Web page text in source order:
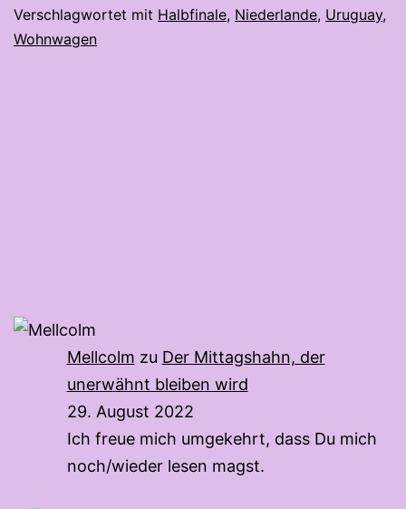
denn?
Verschlagwortet mit Halbfinale, Niederlande, Uruguay,
Wohnwagen
Mellcolm zu Der Mittagshahn, der
unerwähnt bleiben wird
29. August 2022
Ich freue mich umgekehrt, dass Du mich
noch/wieder lesen magst.